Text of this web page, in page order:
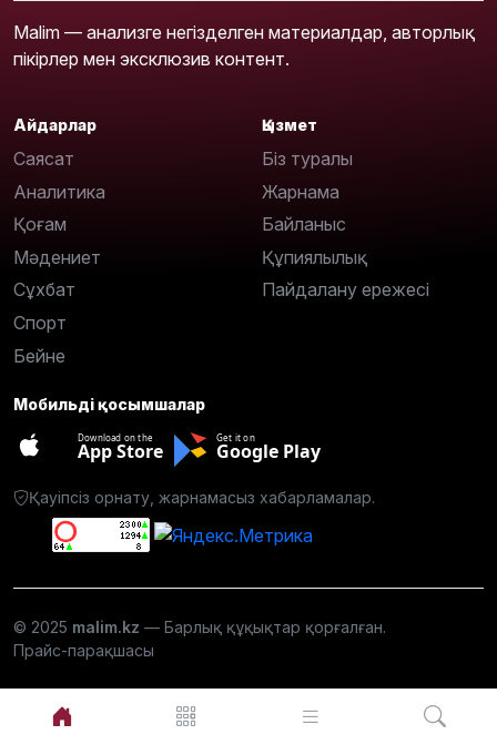
Malim — анализге негізделген материалдар, авторлық
пікірлер мен эксклюзив контент.
Айдарлар
Саясат
Аналитика
Қоғам
Мәдениет
Сұхбат
Спорт
Бейне
Қызмет
Біз туралы
Жарнама
Байланыс
Құпиялылық
Пайдалану ережесі
Мобильді қосымшалар
Download on the
App Store
Get it on
Google Play
Қауіпсіз орнату, жарнамасыз хабарламалар.
© 2025 malim.kz — Барлық құқықтар қорғалған.
Прайс-парақшасы